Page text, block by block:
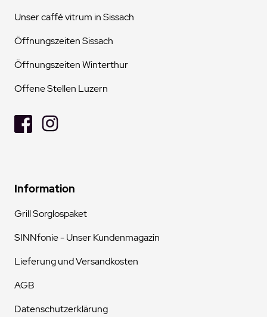
Unser caffé vitrum in Sissach
Öffnungszeiten Sissach
Öffnungszeiten Winterthur
Offene Stellen Luzern
Information
Grill Sorglospaket
SINNfonie - Unser Kundenmagazin
Lieferung und Versandkosten
AGB
Datenschutzerklärung